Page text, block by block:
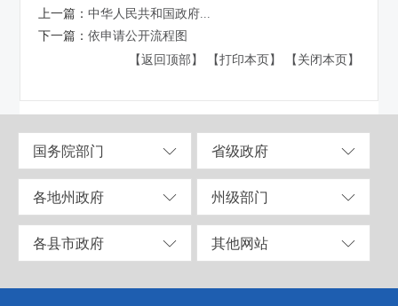
上一篇：中华人民共和国政府...
下一篇：依申请公开流程图
【返回顶部】
【打印本页】 【关闭本页】
国务院部门 省级政府
各地州政府 州级部门
各县市政府 其他网站